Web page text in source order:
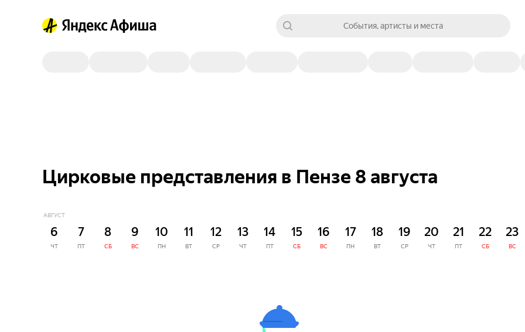
События, артисты и места
Цирковые представления в Пензе 8 августа
АВГУСТ
6
ЧТ
7
ПТ
8
СБ
9
ВС
10
ПН
11
ВТ
12
СР
13
ЧТ
14
ПТ
15
СБ
16
ВС
17
ПН
18
ВТ
19
СР
20
ЧТ
21
ПТ
22
СБ
23
ВС